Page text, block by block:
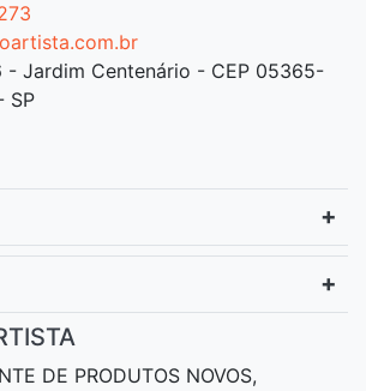
- Jardim Centenário - CEP 05365-
SP
DE PRODUTOS NOVOS,